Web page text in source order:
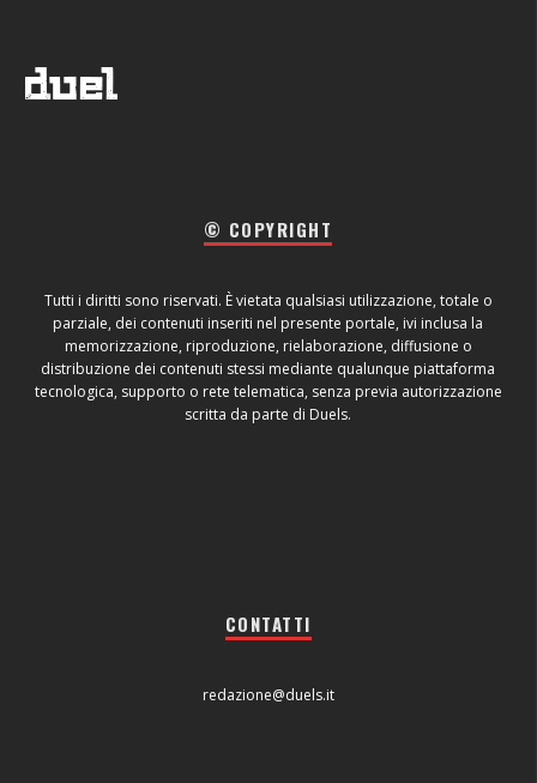
© COPYRIGHT
Tutti i diritti sono riservati. È vietata qualsiasi utilizzazione, totale o
parziale, dei contenuti inseriti nel presente portale, ivi inclusa la
memorizzazione, riproduzione, rielaborazione, diffusione o
distribuzione dei contenuti stessi mediante qualunque piattaforma
tecnologica, supporto o rete telematica, senza previa autorizzazione
scritta da parte di Duels.
CONTATTI
redazione@duels.it